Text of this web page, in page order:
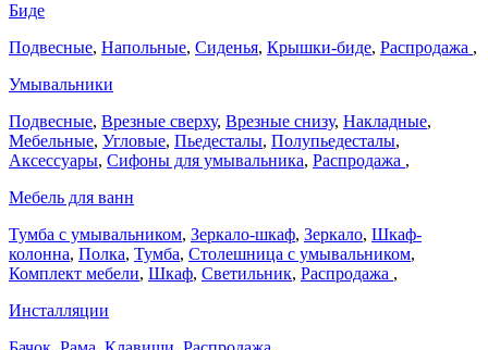
Биде
Подвесные, Напольные, Сиденья, Крышки-биде, Распродажа ,
Умывальники
Подвесные, Врезные сверху, Врезные снизу, Накладные,
Мебельные, Угловые, Пьедесталы, Полупьедесталы,
Аксессуары, Сифоны для умывальника, Распродажа ,
Мебель для ванн
Тумба с умывальником, Зеркало-шкаф, Зеркало, Шкаф-
колонна, Полка, Тумба, Столешница с умывальником,
Комплект мебели, Шкаф, Светильник, Распродажа ,
Инсталляции